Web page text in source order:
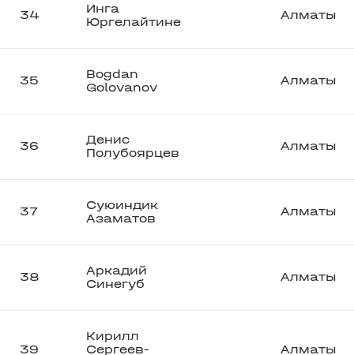
34
Инга
Юргелайтине
Алматы
35
Bogdan
Golovanov
Алматы
36
Денис
Полубоярцев
Алматы
37
Суюиндик
Азаматов
Алматы
38
Аркадий
Синегуб
Алматы
39
Кирилл
Сергеев-
Алматы